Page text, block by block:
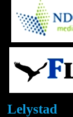
Lelystad